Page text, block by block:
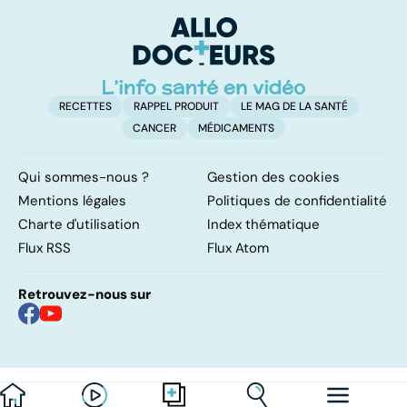
d'angine ?
RECETTES RAPPEL PRODUIT
LE MAG DE LA SANTÉ
CANCER
MÉDICAMENTS
Qui sommes-nous ?
Gestion des cookies
Mentions légales
Politiques de confidentialité
Charte d'utilisation
Index thématique
Flux RSS
Flux Atom
Retrouvez-nous sur